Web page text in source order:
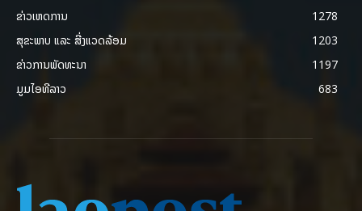
ຂ່າວເຫດການ
1278
ສຸຂະພາບ ແລະ ສີ່ງແວດລ້ອມ
1203
ຂ່າວການພັດທະນາ
1197
ມູມໄອທີລາວ
683